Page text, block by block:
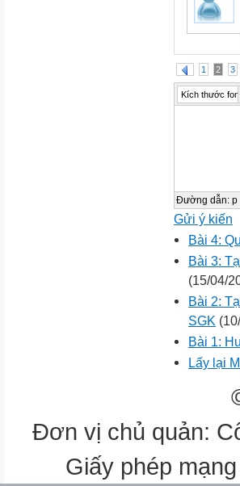
1 2 3
Kích thước
Đường dẫn: p
Gửi ý kiến
Bài 4:
Bài 3:
(15/04/
Bài 2:
SGK
Bài 1:
Lấy lại
Đơn vị chủ quản:
Giấy phép